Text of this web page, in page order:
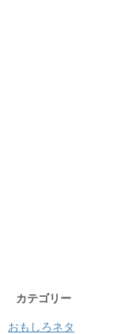
カテゴリー
おもしろネタ